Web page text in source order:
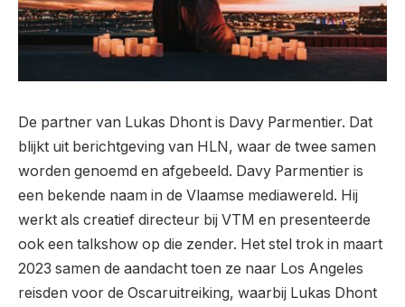
De partner van Lukas Dhont is Davy Parmentier. Dat
blijkt uit berichtgeving van HLN, waar de twee samen
worden genoemd en afgebeeld. Davy Parmentier is
een bekende naam in de Vlaamse mediawereld. Hij
werkt als creatief directeur bij VTM en presenteerde
ook een talkshow op die zender. Het stel trok in maart
2023 samen de aandacht toen ze naar Los Angeles
reisden voor de Oscaruitreiking, waarbij Lukas Dhont